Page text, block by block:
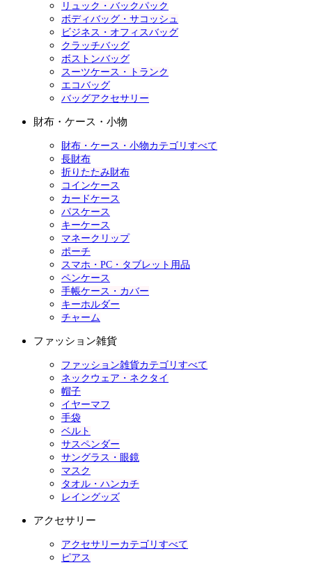
リュック・バックパック
ボディバッグ・サコッシュ
ビジネス・オフィスバッグ
クラッチバッグ
ボストンバッグ
スーツケース・トランク
エコバッグ
バッグアクセサリー
財布・ケース・小物
財布・ケース・小物カテゴリすべて
長財布
折りたたみ財布
コインケース
カードケース
パスケース
キーケース
マネークリップ
ポーチ
スマホ・PC・タブレット用品
ペンケース
手帳ケース・カバー
キーホルダー
チャーム
ファッション雑貨
ファッション雑貨カテゴリすべて
ネックウェア・ネクタイ
帽子
イヤーマフ
手袋
ベルト
サスペンダー
サングラス・眼鏡
マスク
タオル・ハンカチ
レイングッズ
アクセサリー
アクセサリーカテゴリすべて
ピアス